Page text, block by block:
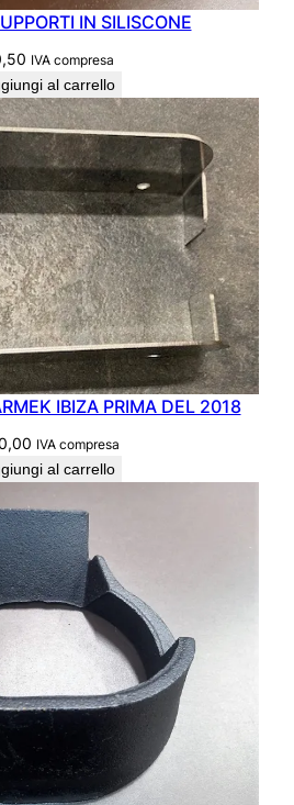
IN SILISCONE
IVA compresa
al carrello
IBIZA PRIMA DEL 2018
IVA compresa
al carrello